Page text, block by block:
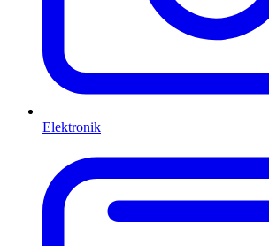
Elektronik